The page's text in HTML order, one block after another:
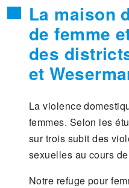
La maison
de femme
des
et
La violence
femmes. Selon les
sur trois subit des
sexuelles au cours
Notre refuge pour